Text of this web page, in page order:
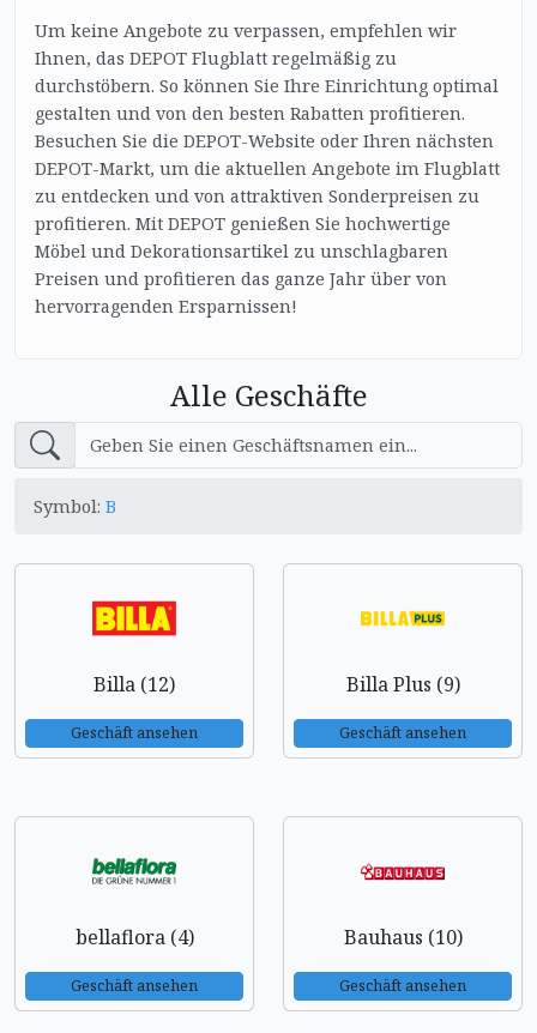
Um keine Angebote zu verpassen, empfehlen wir
Ihnen, das DEPOT Flugblatt regelmäßig zu
durchstöbern. So können Sie Ihre Einrichtung optimal
gestalten und von den besten Rabatten profitieren.
Besuchen Sie die DEPOT-Website oder Ihren nächsten
DEPOT-Markt, um die aktuellen Angebote im Flugblatt
zu entdecken und von attraktiven Sonderpreisen zu
profitieren. Mit DEPOT genießen Sie hochwertige
Möbel und Dekorationsartikel zu unschlagbaren
Preisen und profitieren das ganze Jahr über von
hervorragenden Ersparnissen!
Alle Geschäfte
Symbol: B
Billa (12)
Geschäft ansehen
Billa Plus (9)
Geschäft ansehen
bellaflora (4)
Geschäft ansehen
Bauhaus (10)
Geschäft ansehen